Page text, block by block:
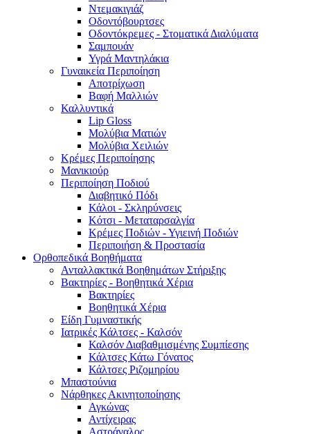
Ντεμακιγιάζ
Οδοντόβουρτσες
Οδοντόκρεμες - Στοματικά Διαλύματα
Σαμπουάν
Υγρά Μαντηλάκια
Γυναικεία Περιποίηση
Αποτρίχωση
Βαφή Μαλλιών
Καλλυντικά
Lip Gloss
Μολύβια Ματιών
Μολύβια Χειλιών
Κρέμες Περιποίησης
Μανικιούρ
Περιποίηση Ποδιού
Διαβητικό Πόδι
Κάλοι - Σκληρύνσεις
Κότσι - Μεταταρσαλγία
Κρέμες Ποδιών - Υγιεινή Ποδιών
Περιποιήση & Προστασία
Ορθοπεδικά Βοηθήματα
Ανταλλακτικά Βοηθημάτων Στήριξης
Βακτηρίες - Βοηθητικά Χέρια
Βακτηρίες
Βοηθητικά Χέρια
Είδη Γυμναστικής
Ιατρικές Κάλτσες - Καλσόν
Καλσόν Διαβαθμισμένης Συμπίεσης
Κάλτσες Κάτω Γόνατος
Κάλτσες Ριζομηρίου
Μπαστούνια
Νάρθηκες Ακινητοποίησης
Αγκώνας
Αντίχειρας
Αστράγαλος